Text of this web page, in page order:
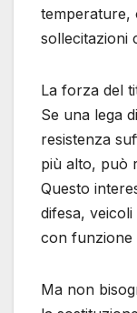
temperature,
sollecitazioni
La forza del
Se una lega
resistenza
più alto, può
Questo
difesa,
con funzione
Ma non